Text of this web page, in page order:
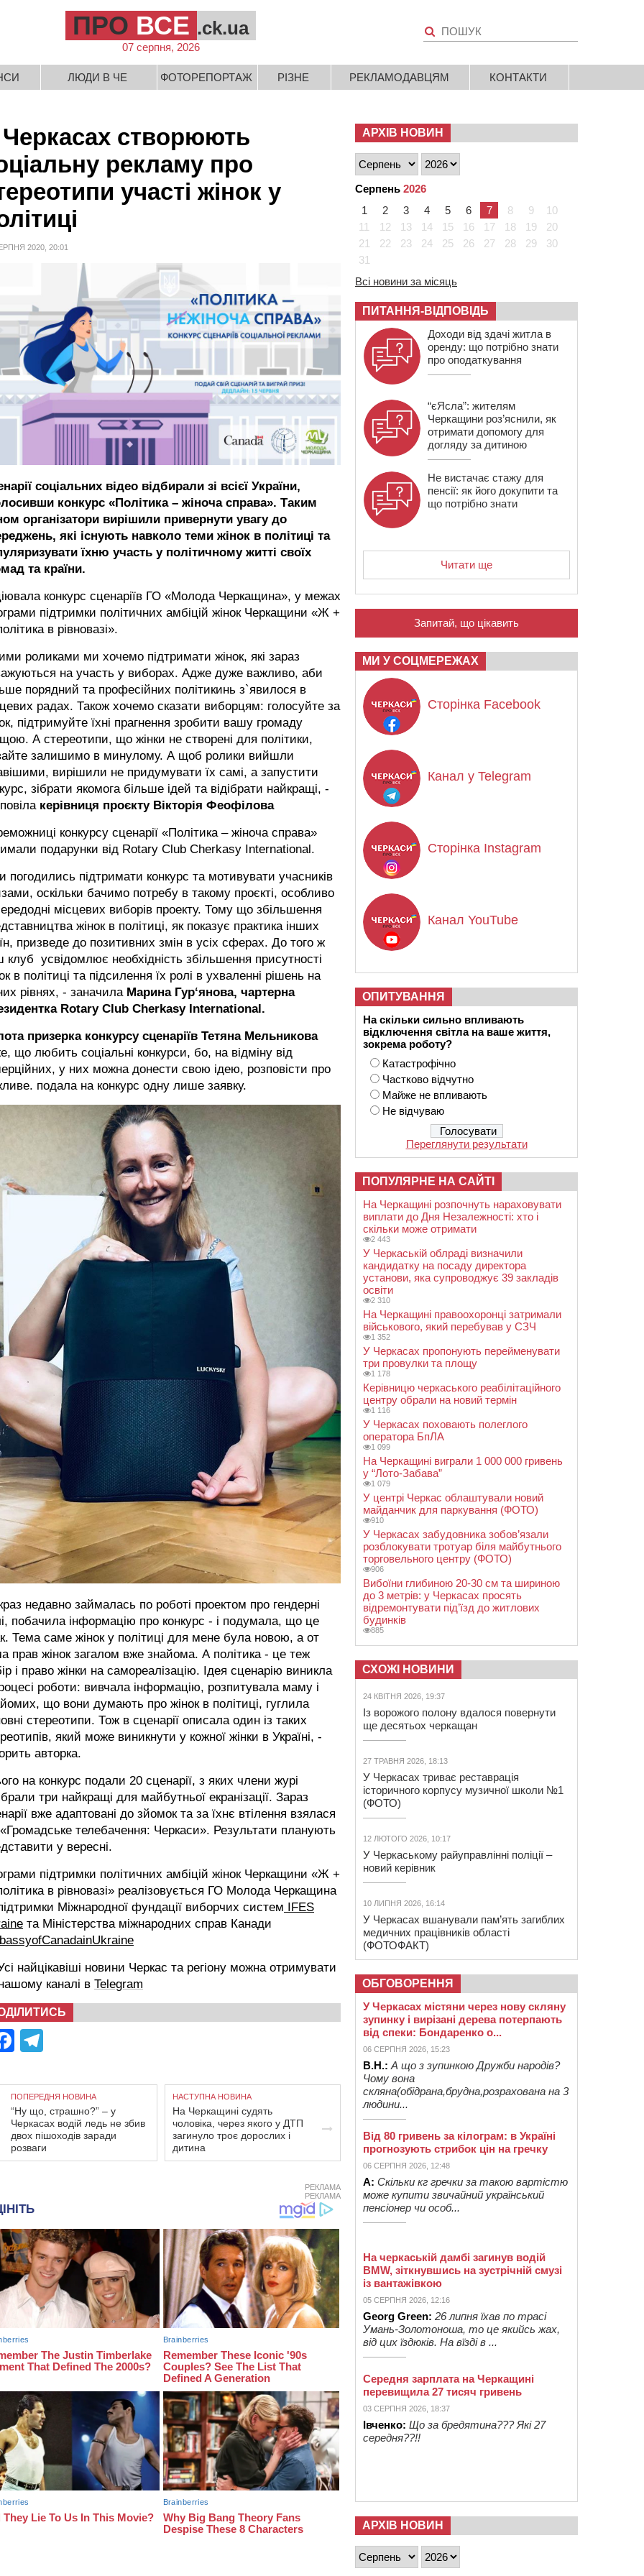
ПРО ВСЕ .ck.ua
07 серпня, 2026
ЛЮДИ В ЧЕ ФОТОРЕПОРТАЖ РІЗНЕ РЕКЛАМОДАВЦЯМ КОНТАКТИ
створюють
рекламу про
участі жінок у
2020, 20:01
соціальних відео відбирали зі всієї України,
конкурс «Політика – жіноча справа». Таким
організатори вирішили привернути увагу до
які існують навколо теми жінок в політиці та
їхню участь у політичному житті своїх
та країни.
конкурс сценаріїв ГО «Молода Черкащина», у межах
підтримки політичних амбіцій жінок Черкащини «Ж +
в рівновазі».
роликами ми хочемо підтримати жінок, які зараз
на участь у виборах. Адже дуже важливо, аби
порядний та професійних політикинь з`явилося в
радах. Також хочемо сказати виборцям: голосуйте за
підтримуйте їхні прагнення зробити вашу громаду
А стереотипи, що жінки не створені для політики,
залишимо в минулому. А щоб ролики вийшли
вирішили не придумувати їх самі, а запустити
зібрати якомога більше ідей та відібрати найкращі, -
керівниця проєкту Вікторія Феофілова
конкурсу сценарії «Політика – жіноча справа»
подарунки від Rotary Club Cherkasy International.
погодились підтримати конкурс та мотивувати учасників
оскільки бачимо потребу в такому проєкті, особливо
місцевих виборів проекту. Тому що збільшення
жінок в політиці, як показує практика інших
призведе до позитивних змін в усіх сферах. До того ж
клуб усвідомлює необхідність збільшення присутності
в політиці та підсилення їх ролі в ухваленні рішень на
рівнях, - заначила Марина Гур‘янова, чартерна
Rotary Club Cherkasy International.
призерка конкурсу сценаріїв Тетяна Мельникова
що любить соціальні конкурси, бо, на відміну від
у них можна донести свою ідею, розповісти про
подала на конкурс одну лише заявку.
недавно займалась по роботі проектом про гендерні
побачила інформацію про конкурс - і подумала, що це
Тема саме жінок у політиці для мене була новою, а от
прав жінок загалом вже знайома. А політика - це теж
і право жінки на самореалізацію. Ідея сценарію виникла
роботи: вивчала інформацію, розпитувала маму і
що вони думають про жінок в політиці, гуглила
стереотипи. Тож в сценарії описала один із таких
який може виникнути у кожної жінки в Україні, -
авторка.
на конкурс подали 20 сценарії, з яких члени журі
три найкращі для майбутньої екранізації. Зараз
вже адаптовані до зйомок та за їхнє втілення взялася
телебачення: Черкаси». Результати планують
у вересні.
підтримки політичних амбіцій жінок Черкащини «Ж +
в рівновазі» реалізовується ГО Молода Черкащина
Міжнародної фундації виборчих систем IFES
та Міністерства міжнародних справ Канади
найцікавіші новини Черкас та регіону можна отримувати
каналі в Telegram
Facebook
ПОПЕРЕДНЯ НОВИНА
“Ну що, страшно?” – у
Черкасах водій ледь не збив
двох пішоходів заради
розваги
НАСТУПНА НОВИНА
На Черкащині судять
чоловіка, через якого у ДТП
загинуло троє дорослих і
дитина
РЕКЛАМА
РЕКЛАМА
АРХІВ НОВИН
Серпень 2026
1
2 3 4 5 6 7 8 9
10
11
12 13 14 15 16 17 18 19
20
21
22 23 24 25 26 27 28 29
30
31
Всі новини за місяць
ПИТАННЯ-ВІДПОВІДЬ
Доходи від здачі житла в
оренду: що потрібно знати
про оподаткування
“єЯсла”: жителям
Черкащини роз’яснили, як
отримати допомогу для
догляду за дитиною
Не вистачає стажу для
пенсії: як його докупити та
що потрібно знати
Читати ще
Запитай, що цікавить
МИ У СОЦМЕРЕЖАХ
Сторінка Facebook
Канал у Telegram
Сторінка Instagram
Канал YouTube
ОПИТУВАННЯ
На скільки сильно впливають
відключення світла на ваше життя,
зокрема роботу?
Катастрофічно
Частково відчутно
Майже не впливають
Не відчуваю
Переглянути результати
ПОПУЛЯРНЕ НА САЙТІ
На Черкащині розпочнуть нараховувати
виплати до Дня Незалежності: хто і
скільки може отримати
2 443
У Черкаській облраді визначили
кандидатку на посаду директора
установи, яка супроводжує 39 закладів
освіти
2 310
На Черкащині правоохоронці затримали
військового, який перебував у СЗЧ
1 352
У Черкасах пропонують перейменувати
три провулки та площу
1 178
Керівницю черкаського реабілітаційного
центру обрали на новий термін
1 116
У Черкасах поховають полеглого
оператора БпЛА
1 099
На Черкащині виграли 1 000 000 гривень
у “Лото-Забава”
1 079
У центрі Черкас облаштували новий
майданчик для паркування (ФОТО)
910
У Черкасах забудовника зобов’язали
розблокувати тротуар біля майбутнього
торговельного центру (ФОТО)
906
Вибоїни глибиною 20-30 см та шириною
до 3 метрів: у Черкасах просять
відремонтувати під’їзд до житлових
будинків
885
СХОЖІ НОВИНИ
24 КВІТНЯ 2026, 19:37
Із ворожого полону вдалося повернути
ще десятьох черкащан
27 ТРАВНЯ 2026, 18:13
У Черкасах триває реставрація
історичного корпусу музичної школи №1
(ФОТО)
12 ЛЮТОГО 2026, 10:17
У Черкаському райуправлінні поліції –
новий керівник
10 ЛИПНЯ 2026, 16:14
У Черкасах вшанували пам’ять загиблих
медичних працівників області
(ФОТОФАКТ)
ОБГОВОРЕННЯ
У Черкасах містяни через нову скляну
зупинку і вирізані дерева потерпають
від спеки: Бондаренко о...
06 СЕРПНЯ 2026, 15:23
В.Н.: А що з зупинкою Дружби народів?
Чому вона
скляна(обідрана,брудна,розрахована на 3
людини...
Від 80 гривень за кілограм: в Україні
прогнозують стрибок цін на гречку
06 СЕРПНЯ 2026, 12:48
А: Скільки кг гречки за такою вартістю
може купити звичайний український
пенсіонер чи особ...
На черкаській дамбі загинув водій
BMW, зіткнувшись на зустрічній смузі
із вантажівкою
05 СЕРПНЯ 2026, 12:16
Georg Green: 26 липня їхав по трасі
Умань-Золотоноша, то це якийсь жах,
від цих їздюків. На вїзді в ...
Середня зарплата на Черкащині
перевищила 27 тисяч гривень
03 СЕРПНЯ 2026, 18:37
Івченко: Що за бредятина??? Які 27
середня??!!
АРХІВ НОВИН